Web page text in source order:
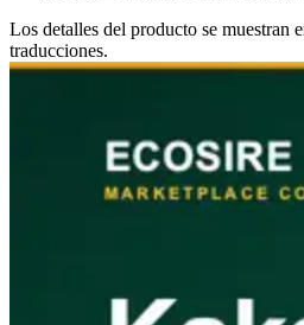
Los detalles del producto se muestran
traducciones.